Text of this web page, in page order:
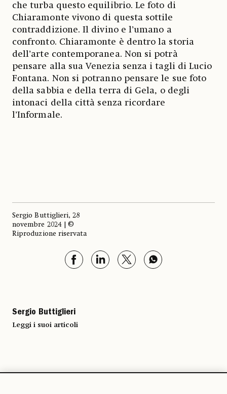
che turba questo equilibrio. Le foto di
Chiaramonte vivono di questa sottile
contraddizione. Il divino e l’umano a
confronto. Chiaramonte è dentro la storia
dell’arte contemporanea. Non si potrà
pensare alla sua Venezia senza i tagli di Lucio
Fontana. Non si potranno pensare le sue foto
della sabbia e della terra di Gela, o degli
intonaci della città senza ricordare
l’Informale.
Sergio Buttiglieri, 28
novembre 2024 | ©
Riproduzione riservata
Sergio Buttiglieri
Leggi i suoi articoli